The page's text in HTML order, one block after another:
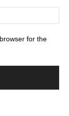
for the